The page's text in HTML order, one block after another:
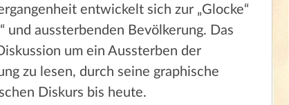
entwickelt sich zur „Glocke“
und aussterbenden Bevölkerung. Das
um ein Aussterben der
zu lesen, durch seine graphische
Diskurs bis heute.